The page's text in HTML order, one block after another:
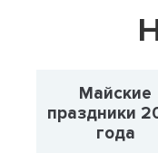
Майские
праздники
года